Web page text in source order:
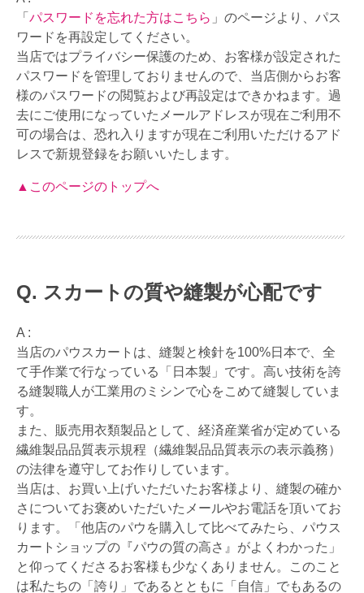
「 パスワードを忘れた方はこちら 」のページより、パス
ワードを再設定してください。
当店ではプライバシー保護のため、お客様が設定された
パスワードを管理しておりませんので、当店側からお客
様のパスワードの閲覧および再設定はできかねます。過
去にご使用になっていたメールアドレスが現在ご利用不
可の場合は、恐れ入りますが現在ご利用いただけるアド
レスで新規登録をお願いいたします。
▲このページのトップへ
スカートの質や縫製が心配です
A :
当店のパウスカートは、縫製と検針を100%日本で、全
て手作業で行なっている「日本製」です。高い技術を誇
る縫製職人が工業用のミシンで心をこめて縫製していま
す。
また、販売用衣類製品として、経済産業省が定めている
繊維製品品質表示規程（繊維製品品質表示の表示義務）
の法律を遵守してお作りしています。
当店は、お買い上げいただいたお客様より、縫製の確か
さについてお褒めいただいたメールやお電話を頂いてお
ります。「他店のパウを購入して比べてみたら、パウス
カートショップの『パウの質の高さ』がよくわかった」
と仰ってくださるお客様も少なくありません。このこと
は私たちの「誇り」であるとともに「自信」でもあるの